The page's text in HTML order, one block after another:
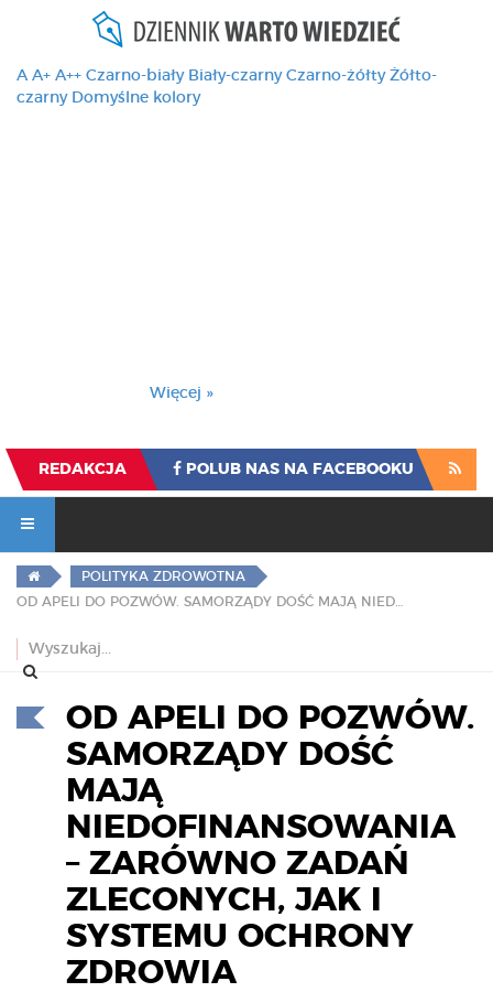
A A+ A++ Czarno-biały Biały-czarny Czarno-żółty Żółto-
czarny Domyślne kolory
Więcej »
REDAKCJA POLUB NAS NA FACEBOOKU
POLITYKA ZDROWOTNA
OD APELI DO POZWÓW.
SAMORZĄDY DOŚĆ
MAJĄ
NIEDOFINANSOWANIA
– ZARÓWNO ZADAŃ
ZLECONYCH, JAK I
SYSTEMU OCHRONY
ZDROWIA